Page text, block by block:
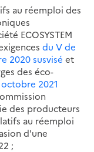
au réemploi des
ECOSYSTEM
du V de
2020 susvisé et
des éco-
2021
des producteurs
au réemploi
d'une
;